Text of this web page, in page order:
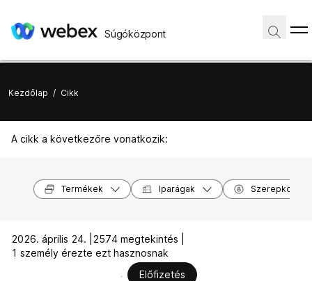
Súgóközpont
Kezdőlap / Cikk
A cikk a következőre vonatkozik:
Termékek Iparágak Szerepkörök
2026. április 24. |
2574 megtekintés |
1 személy érezte ezt hasznosnak
Előfizetés